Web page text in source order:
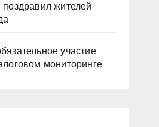
жителей
участие
мониторинге